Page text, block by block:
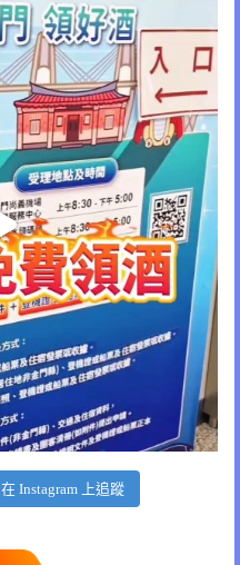
在 Instagram 上追蹤